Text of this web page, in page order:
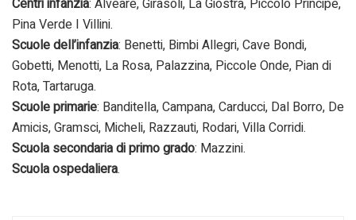
Pina Verde I Villini.
Scuole dell’infanzia: Benetti, Bimbi Allegri, Cave Bondi,
Gobetti, Menotti, La Rosa, Palazzina, Piccole Onde, Pian di
Rota, Tartaruga.
Scuole primarie: Banditella, Campana, Carducci, Dal Borro, De
Amicis, Gramsci, Micheli, Razzauti, Rodari, Villa Corridi.
Scuola secondaria di primo grado: Mazzini.
Scuola ospedaliera.